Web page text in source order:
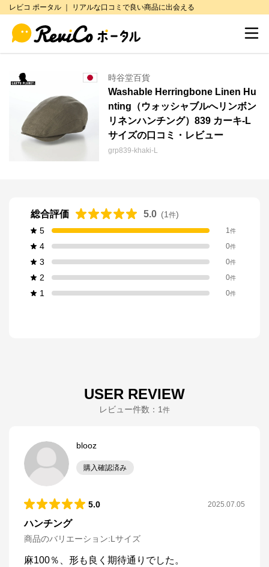
レビコ ポータル ｜ リアルな口コミで良い商品に出会える
時谷堂百貨
Washable Herringbone Linen Hu
nting（ウォッシャブルへリンボン
リネンハンチング）839 カーキ-L
サイズの口コミ・レビュー
grp839-khaki-L
総合評価 5.0 (1 件)
5
1件
4 0件
3 0件
2 0件
1 0件
USER REVIEW
レビュー件数： 1 件
blooz
購入確認済み
5.0 2025.07.05
ハンチング
商品のバリエーション:Lサイズ
麻100％、形も良く期待通りでした。